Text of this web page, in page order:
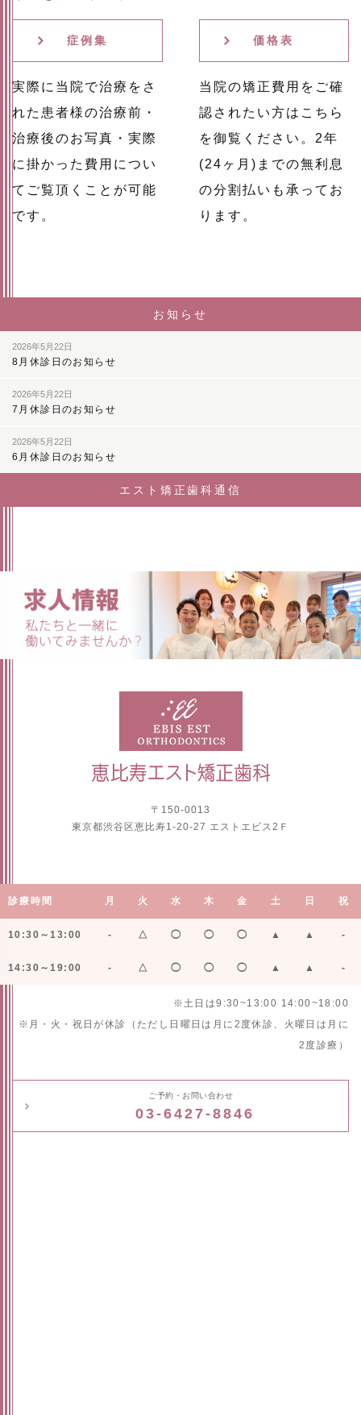
症例集
実際に当院で治療をさ
れた患者様の治療前・
治療後のお写真・実際
に掛かった費用につい
てご覧頂くことが可能
です。
価格表
当院の矯正費用をご確
認されたい方はこちら
を御覧ください。2年
(24ヶ月)までの無利息
の分割払いも承ってお
ります。
お知らせ
2026年5月22日
8月休診日のお知らせ
2026年5月22日
7月休診日のお知らせ
2026年5月22日
6月休診日のお知らせ
エスト矯正歯科通信
〒150-0013
東京都渋谷区恵比寿1-20-27 エストエビス2Ｆ
診療時間 月 火 水 木 金 土 日 祝
10:30～13:00 - △ ◯ ◯ ◯ ▲ ▲ -
14:30～19:00 - △ ◯ ◯ ◯ ▲ ▲ -
※土日は9:30~13:00 14:00~18:00
※月・火・祝日が休診（ただし日曜日は月に2度休診、火曜日は月に
2度診療）
ご予約・お問い合わせ
03-6427-8846